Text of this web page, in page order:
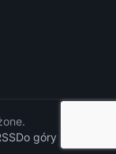
Do góry ↑